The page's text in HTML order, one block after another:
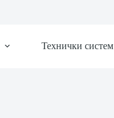
Технички систем